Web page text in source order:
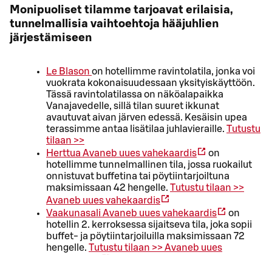
Monipuoliset tilamme tarjoavat erilaisia,
tunnelmallisia vaihtoehtoja hääjuhlien
järjestämiseen
Le Blason on hotellimme ravintolatila, jonka voi
vuokrata kokonaisuudessaan yksityiskäyttöön.
Tässä ravintolatilassa on näköalapaikka
Vanajavedelle, sillä tilan suuret ikkunat
avautuvat aivan järven edessä. Kesäisin upea
terassimme antaa lisätilaa juhlavieraille. Tutustu
tilaan >>
Herttua Avaneb uues vahekaardis
on
hotellimme tunnelmallinen tila, jossa ruokailut
onnistuvat buffetina tai pöytiintarjoiltuna
maksimissaan 42 hengelle. Tutustu tilaan >>
Avaneb uues vahekaardis
Vaakunasali Avaneb uues vahekaardis
on
hotellin 2. kerroksessa sijaitseva tila, joka sopii
buffet- ja pöytiintarjoiluilla maksimissaan 72
hengelle. Tutustu tilaan >>Avaneb uues